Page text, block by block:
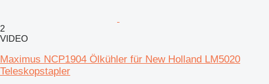
2
VIDEO
Maximus NCP1904 Ölkühler für New Holland LM5020
Teleskopstapler